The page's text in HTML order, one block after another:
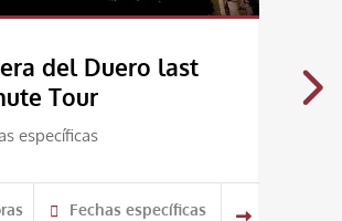
del Duero last
Tour
específicas
Fechas específicas